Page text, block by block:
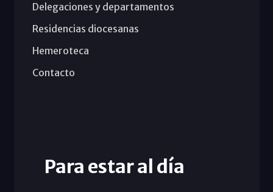
Delegaciones y departamentos
Residencias diocesanas
Hemeroteca
Contacto
Para estar al día